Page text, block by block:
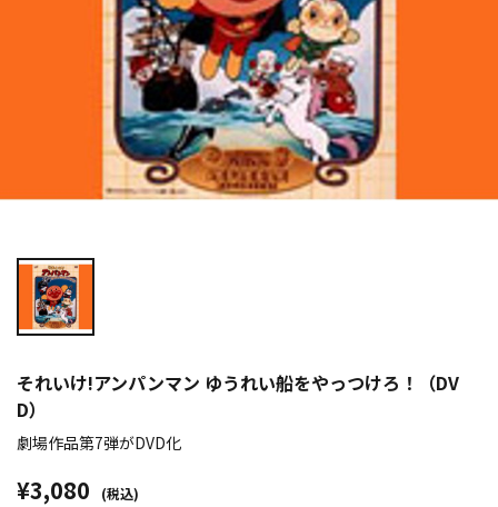
それいけ!アンパンマン ゆうれい船をやっつけろ！（DV
D）
劇場作品第7弾がDVD化
¥3,080 (税込)